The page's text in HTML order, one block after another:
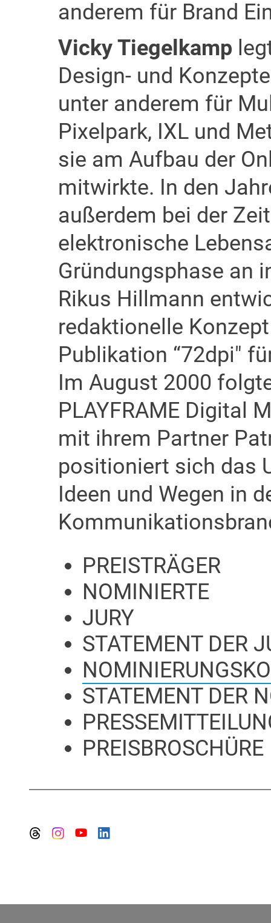
anderem für Brand
Vicky Tiegelkamp
Design- und
unter anderem für
Pixelpark, IXL und
sie am Aufbau der
mitwirkte. In den
außerdem bei der
elektronische
Gründungsphase an
Rikus Hillmann
redaktionelle
Publikation “72dpi"
Im August 2000
PLAYFRAME Digital
mit ihrem Partner
positioniert sich das
Ideen und Wegen in
PREISTRÄGER
NOMINIERTE
JURY
STATEMENT DER
STATEMENT DER
PREISBROSCHÜRE